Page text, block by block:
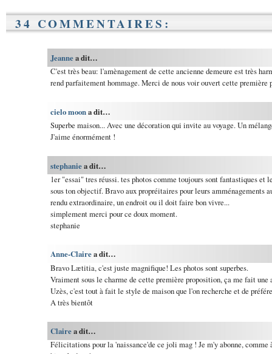
34 COMMENTAIRES:
Jeannea dit…
C'est très beau: l'amènagement de cette ancienne demeure est très
rend parfaitement hommage. Merci de nous voir ouvert cette première
cielo moona dit…
Superbe maison... Avec une décoration qui invite au voyage. Un
J'aime énormément !
stephaniea dit…
1er "essai" tres réussi. tes photos comme toujours sont fantastiques et
sous ton objectif. Bravo aux propréitaires pour leurs amménagements
rendu extraordinaire, un endroit ou il doit faire bon vivre...
simplement merci pour ce doux moment.
stephanie
Anne-Clairea dit…
Bravo Lætitia, c'est juste magnifique! Les photos sont superbes.
Vraiment sous le charme de cette première proposition, ça me fait une
Uzès, c'est tout à fait le style de maison que l'on recherche et de
A très bientôt
Clairea dit…
Félicitations pour la 'naissance'de ce joli mag ! Je m'y abonne, comme